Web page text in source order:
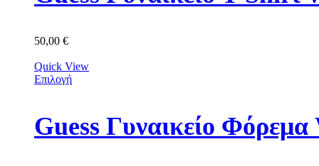
50,00 €
Quick View
Επιλογή
Guess Γυναικείο